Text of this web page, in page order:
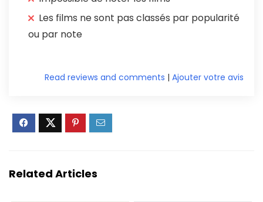
Les films ne sont pas classés par popularité
ou par note
Ajouter votre avis
|
Read reviews and comments
Related Articles